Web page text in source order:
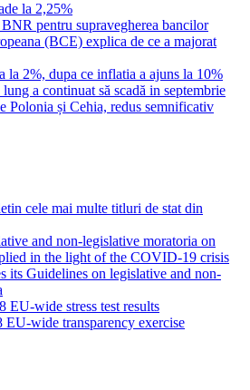
la 2,25%
pentru supravegherea bancilor
(BCE) explica de ce a majorat
la 2%, dupa ce inflatia a ajuns la 10%
a continuat să scadă in septembrie
Polonia și Cehia, redus semnificativ
cele mai multe titluri de stat din
and non-legislative moratoria on
in the light of the COVID-19 crisis
its Guidelines on legislative and non-
EU-wide stress test results
EU-wide transparency exercise